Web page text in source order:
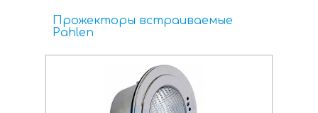
Прожекторы встраиваемые
Pahlen